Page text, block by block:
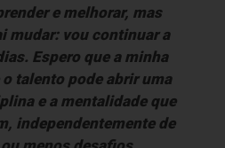
e melhorar, mas
mudar: vou continuar a
Espero que a minha
talento pode abrir uma
e a mentalidade que
independentemente de